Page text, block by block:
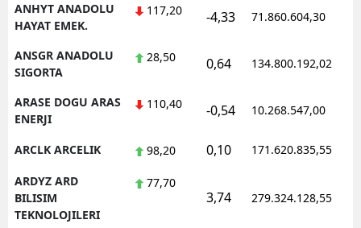
ANHYT ANADOLU
HAYAT EMEK.
117,20 -4,33 71.860.604,30
ANSGR ANADOLU
SIGORTA
28,50 0,64 134.800.192,02
ARASE DOGU ARAS
ENERJI
110,40 -0,54 10.268.547,00
ARCLK ARCELIK 98,20 0,10 171.620.835,55
ARDYZ ARD
BILISIM
TEKNOLOJILERI
77,70
3,74 279.324.128,55